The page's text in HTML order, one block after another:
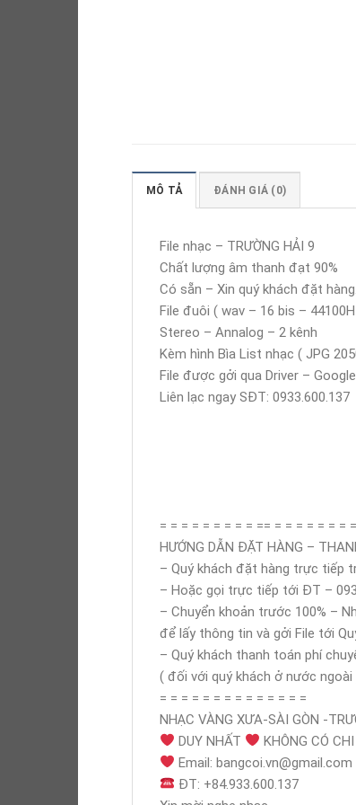
MÔ TẢ ĐÁNH GIÁ (0)
File nhạc – TRƯỜNG HẢI 9
Chất lượng âm thanh đạt 90%
Có sẵn – Xin quý khách đặt hàng.
File đuôi ( wav – 16 bis –
Stereo – Annalog – 2 kênh
Kèm hình Bìa List nhạc ( JPG
File được gởi qua Driver –
Liên lạc ngay SĐT: 0933.600.137
= = = = = = = = = == = = = = = = =
HƯỚNG DẪN ĐẶT HÀNG –
– Quý khách đặt hàng trực tiếp
– Hoặc gọi trực tiếp tới ĐT –
– Chuyển khoản trước 100% –
để lấy thông tin và gởi File tới
– Quý khách thanh toán phí
( đối với quý khách ở nước ngoài
= = = = = = = = = = = = = =
NHẠC VÀNG XƯA-SÀI GÒN -
DUY NHẤT
KHÔNG CÓ
Email: bangcoi.vn@gmail.com
ĐT: +84.933.600.137